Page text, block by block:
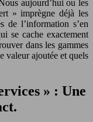
» imprègne déjà les
de l’information s’en
se cache exactement
dans les gammes
valeur ajoutée et quels
» : Une